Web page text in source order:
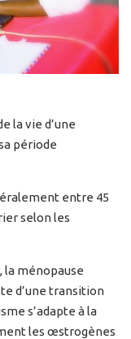
la vie d’une
période
entre 45
selon les
la ménopause
d’une transition
s’adapte à la
les œstrogènes